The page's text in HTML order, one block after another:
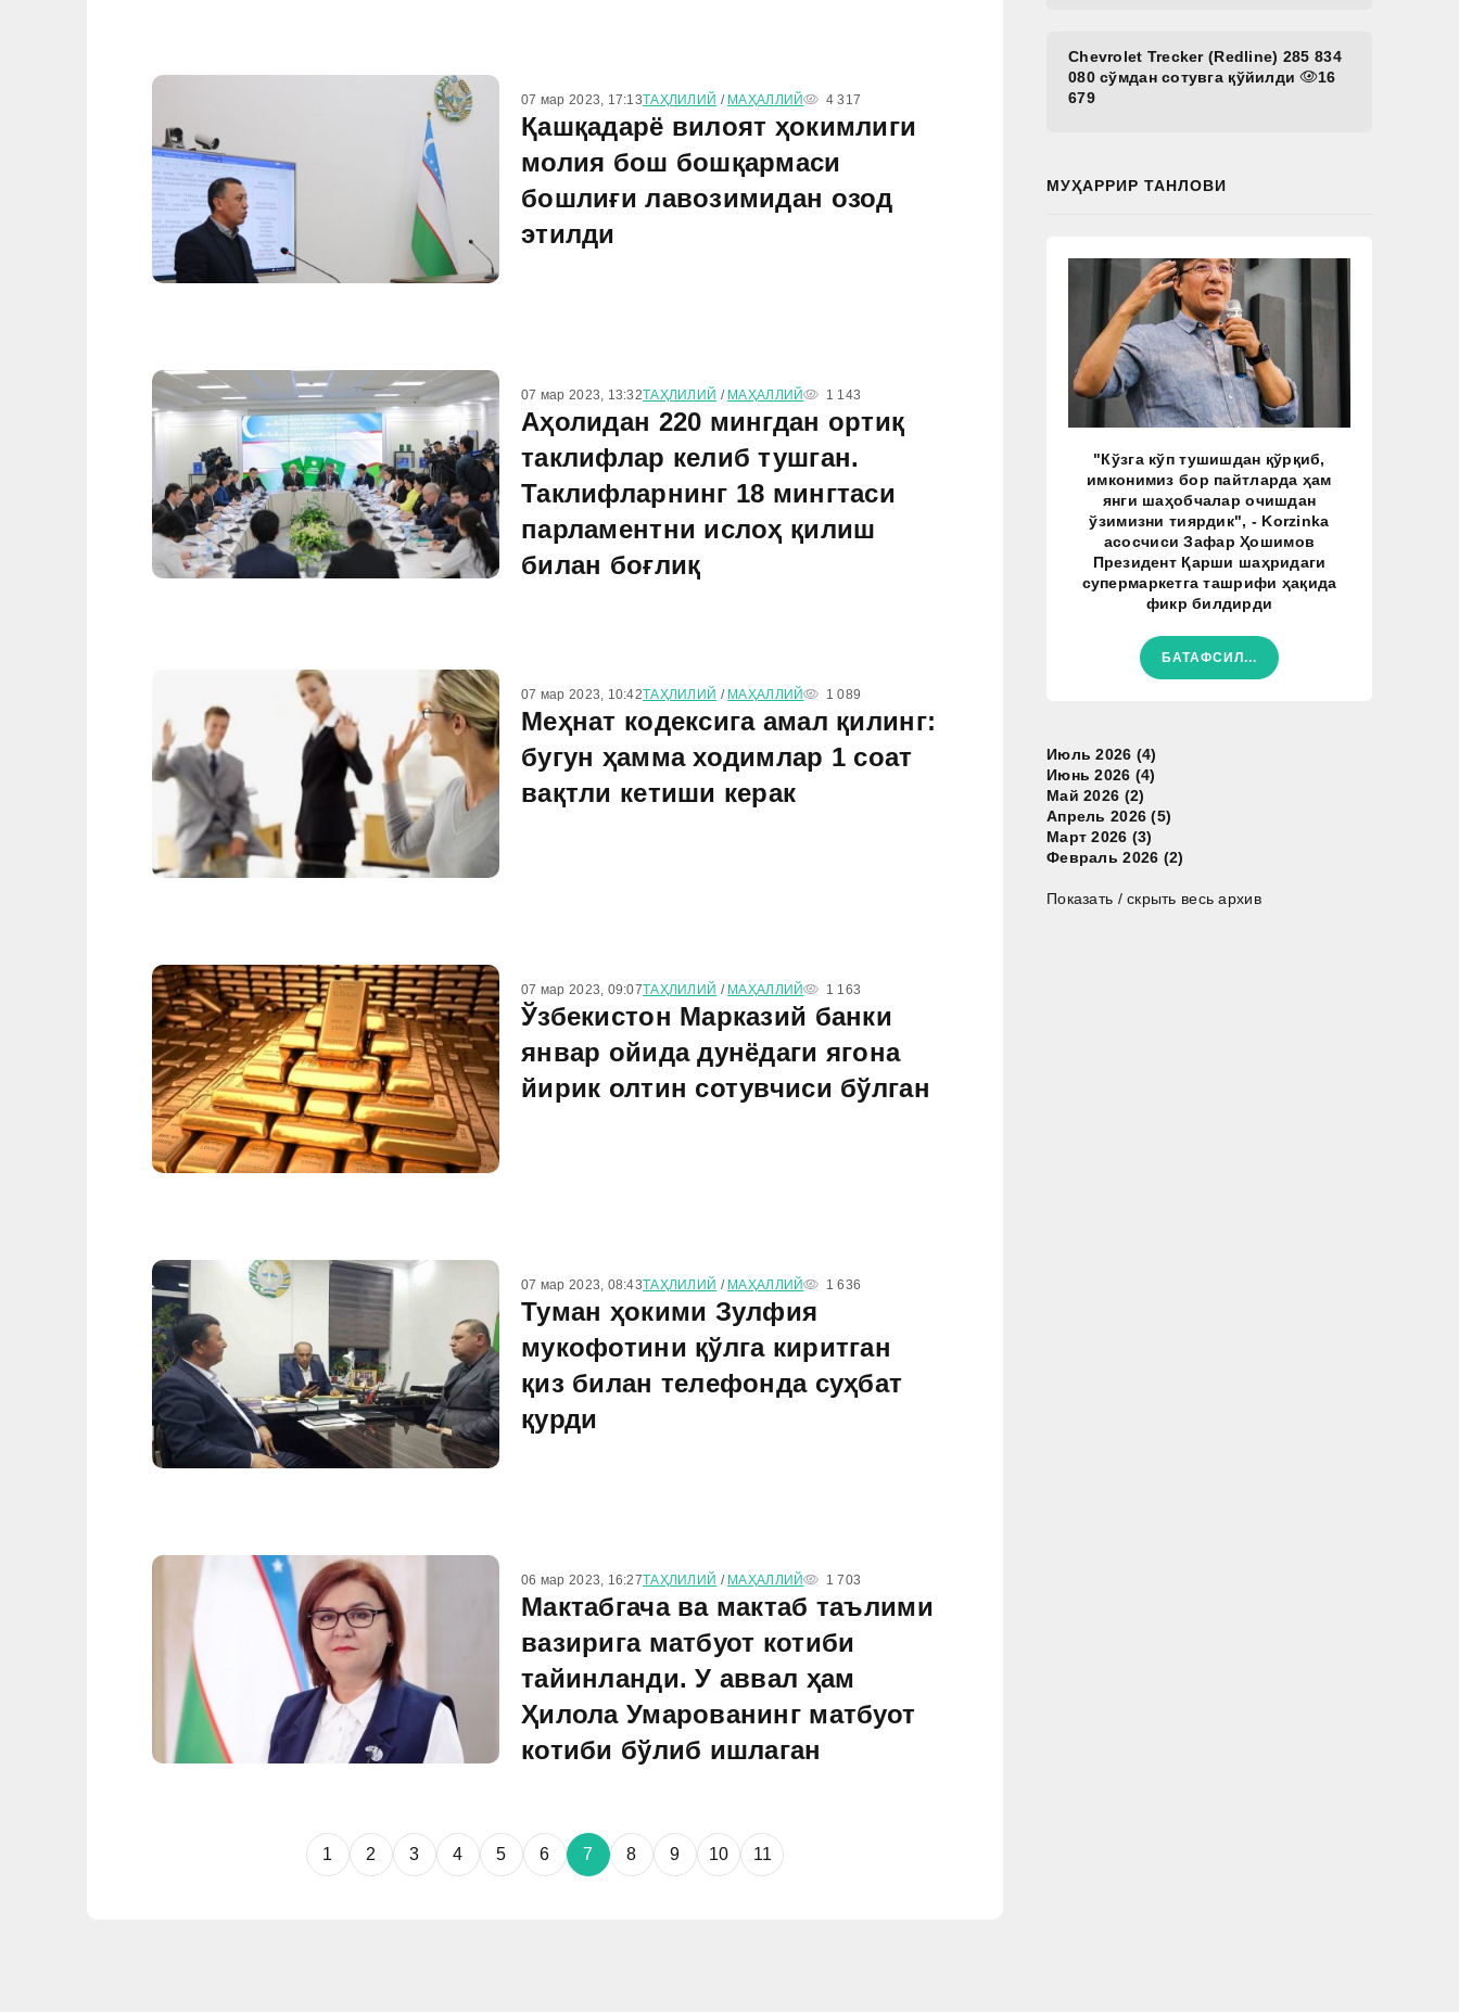
07 мар 2023, 17:13ТАҲЛИЛИЙ / МАҲАЛЛИЙ 4 317
Қашқадарё вилоят ҳокимлиги
молия бош бошқармаси
бошлиғи лавозимидан озод
этилди
07 мар 2023, 13:32ТАҲЛИЛИЙ / МАҲАЛЛИЙ 1 143
Аҳолидан 220 мингдан ортиқ
таклифлар келиб тушган.
Таклифларнинг 18 мингтаси
парламентни ислоҳ қилиш
билан боғлиқ
07 мар 2023, 10:42ТАҲЛИЛИЙ / МАҲАЛЛИЙ 1 089
Меҳнат кодексига амал қилинг:
бугун ҳамма ходимлар 1 соат
вақтли кетиши керак
07 мар 2023, 09:07ТАҲЛИЛИЙ / МАҲАЛЛИЙ 1 163
Ўзбекистон Марказий банки
январ ойида дунёдаги ягона
йирик олтин сотувчиси бўлган
07 мар 2023, 08:43ТАҲЛИЛИЙ / МАҲАЛЛИЙ 1 636
Туман ҳокими Зулфия
мукофотини қўлга киритган
қиз билан телефонда суҳбат
қурди
06 мар 2023, 16:27ТАҲЛИЛИЙ / МАҲАЛЛИЙ 1 703
Мактабгача ва мактаб таълими
вазирига матбуот котиби
тайинланди. У аввал ҳам
Ҳилола Умарованинг матбуот
котиби бўлиб ишлаган
1 2 3 4 5 6 7 8 9 10 11
Chevrolet Trecker (Redline) 285 834
080 сўмдан сотувга қўйилди
16
679
МУҲАРРИР ТАНЛОВИ
"Кўзга кўп тушишдан қўрқиб,
имконимиз бор пайтларда ҳам
янги шаҳобчалар очишдан
ўзимизни тиярдик", - Korzinka
асосчиси Зафар Ҳошимов
Президент Қарши шаҳридаги
супермаркетга ташрифи ҳақида
фикр билдирди
БАТАФСИЛ...
Июль 2026 (4)
Июнь 2026 (4)
Май 2026 (2)
Апрель 2026 (5)
Март 2026 (3)
Февраль 2026 (2)
Показать / скрыть весь архив